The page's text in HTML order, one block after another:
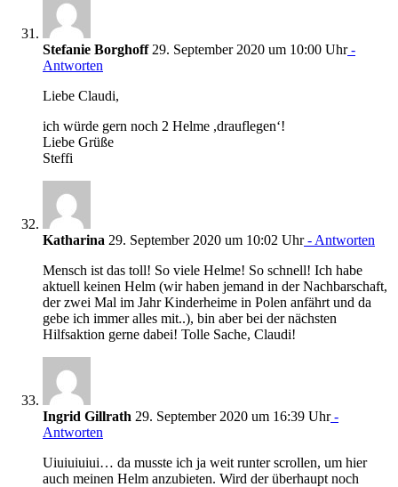
Stefanie Borghoff29. September 2020 um 10:00 Uhr-
Antworten
Liebe Claudi,
ich würde gern noch 2 Helme ,drauflegen‘!
Liebe Grüße
Steffi
Katharina 29. September 2020 um 10:02 Uhr- Antworten
Mensch ist das toll! So viele Helme! So schnell! Ich habe
aktuell keinen Helm (wir haben jemand in der Nachbarschaft,
der zwei Mal im Jahr Kinderheime in Polen anfährt und da
gebe ich immer alles mit..), bin aber bei der nächsten
Hilfsaktion gerne dabei! Tolle Sache, Claudi!
Ingrid Gillrath 29. September 2020 um 16:39 Uhr-
Antworten
Uiuiuiuiui… da musste ich ja weit runter scrollen, um hier
auch meinen Helm anzubieten. Wird der überhaupt noch